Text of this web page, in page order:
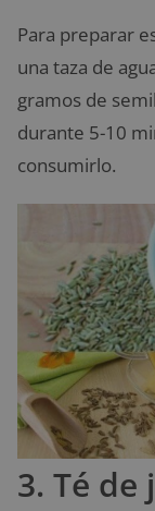
Para preparar
una taza de
gramos de
durante 5-10
consumirlo.
3. Té de